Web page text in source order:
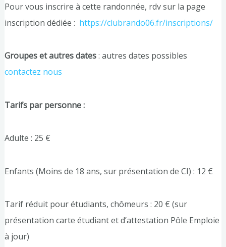
Pour vous inscrire à cette randonnée, rdv sur la page
inscription dédiée : https://clubrando06.fr/inscriptions/
Groupes et autres dates: autres dates possibles
contactez nous
Tarifs par personne :
Adulte : 25 €
Enfants (Moins de 18 ans, sur présentation de CI) : 12 €
Tarif réduit pour étudiants, chômeurs : 20 € (sur
présentation carte étudiant et d’attestation Pôle Emploie
à jour)